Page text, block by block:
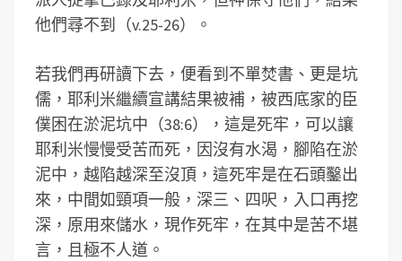
他們尋不到（v.25-26）。
若我們再研讀下去，便看到不單焚書、更是坑
儒，耶利米繼續宣講結果被補，被西底家的臣
僕困在淤泥坑中（38:6），這是死牢，可以讓
耶利米慢慢受苦而死，因沒有水渴，腳陷在淤
泥中，越陷越深至沒頂，這死牢是在石頭鑿出
來，中間如頸項一般，深三、四呎，入口再挖
深，原用來儲水，現作死牢，在其中是苦不堪
言，且極不人道。